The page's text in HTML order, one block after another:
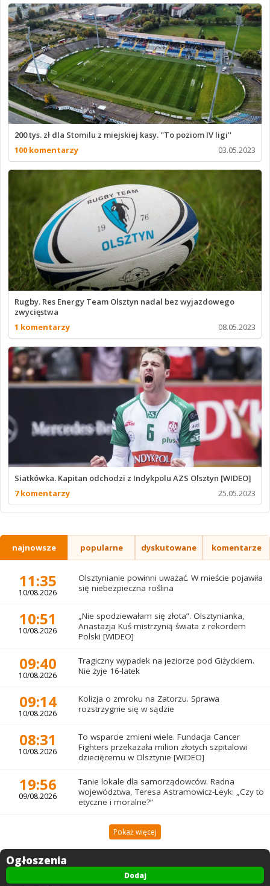
200 tys. zł dla Stomilu z miejskiej kasy. ''To poziom IV ligi''
100 komentarzy
03.05.2023
Rugby. Res Energy Team Olsztyn nadal bez wyjazdowego
zwycięstwa
1 komentarzy
08.05.2023
Siatkówka. Kapitan odchodzi z Indykpolu AZS Olsztyn [WIDEO]
7 komentarzy
25.05.2023
najnowsze popularne dyskutowane komentarze
11:35
10/08.2026
Olsztynianie powinni uważać. W mieście pojawiła
się niebezpieczna roślina
10:51
10/08.2026
„Nie spodziewałam się złota”. Olsztynianka,
Anastazja Kuś mistrzynią świata z rekordem
Polski [WIDEO]
09:40
10/08.2026
Tragiczny wypadek na jeziorze pod Giżyckiem.
Nie żyje 16-latek
09:14
10/08.2026
Kolizja o zmroku na Zatorzu. Sprawa
rozstrzygnie się w sądzie
08:31
10/08.2026
To wsparcie zmieni wiele. Fundacja Cancer
Fighters przekazała milion złotych szpitalowi
dziecięcemu w Olsztynie [WIDEO]
19:56
09/08.2026
Tanie lokale dla samorządowców. Radna
województwa, Teresa Astramowicz-Leyk: „Czy to
etyczne i moralne?”
Pokaż więcej
Ogłoszenia
Dodaj